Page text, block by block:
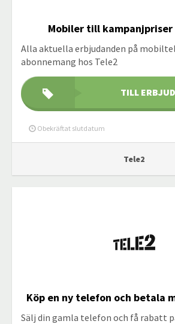
Mobiler till kampanjpriser
Alla aktuella erbjudanden på
abonnemang hos Tele2
TILL
Obekräftat slutdatum
Tele2
Köp en ny telefon och betala
Sälj din gamla telefon och få rabatt